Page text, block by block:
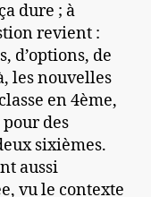
dure ; à
revient :
d’options, de
les nouvelles
en 4ème,
des
sixièmes.
aussi
vu le contexte